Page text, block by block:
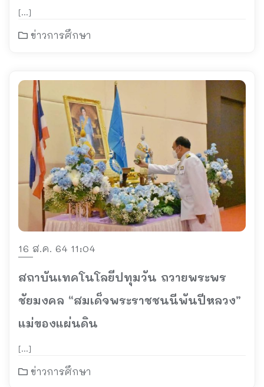
[…]
ข่าวการศึกษา
16 ส.ค. 64 11:04
สถาบันเทคโนโลยีปทุมวัน ถวายพระพร
ชัยมงคล “สมเด็จพระราชชนนีพันปีหลวง”
แม่ของแผ่นดิน
[…]
ข่าวการศึกษา